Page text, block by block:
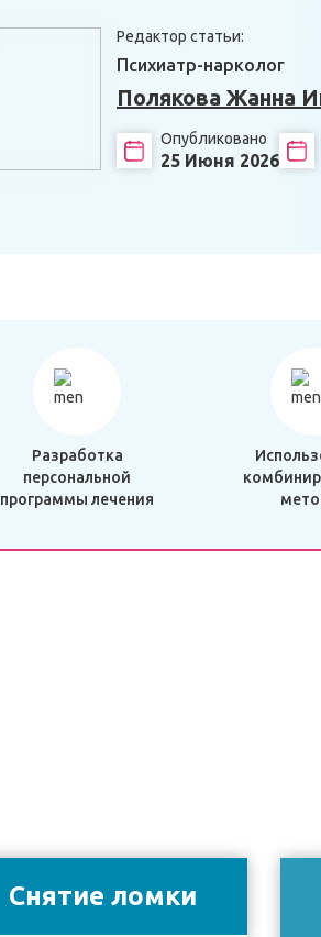
Редактор статьи:
Психиатр-нарколог
Полякова Жанна
Опубликовано
25 Июня 2026
Разработка
персональной
программы лечения
Снятие ломки